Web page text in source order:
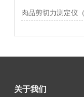
关于我们